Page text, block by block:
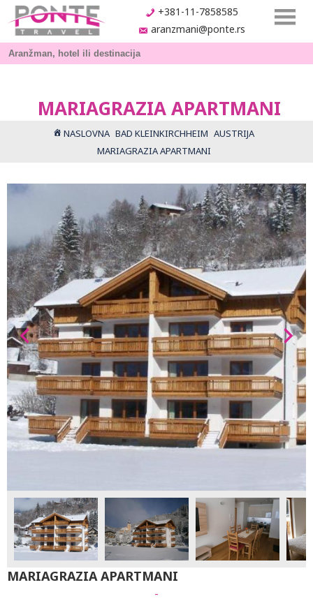
+381-11-7858585
aranzmani@ponte.rs
MARIAGRAZIA APARTMANI
NASLOVNA BAD KLEINKIRCHHEIM AUSTRIJA
MARIAGRAZIA APARTMANI
MARIAGRAZIA APARTMANI
-